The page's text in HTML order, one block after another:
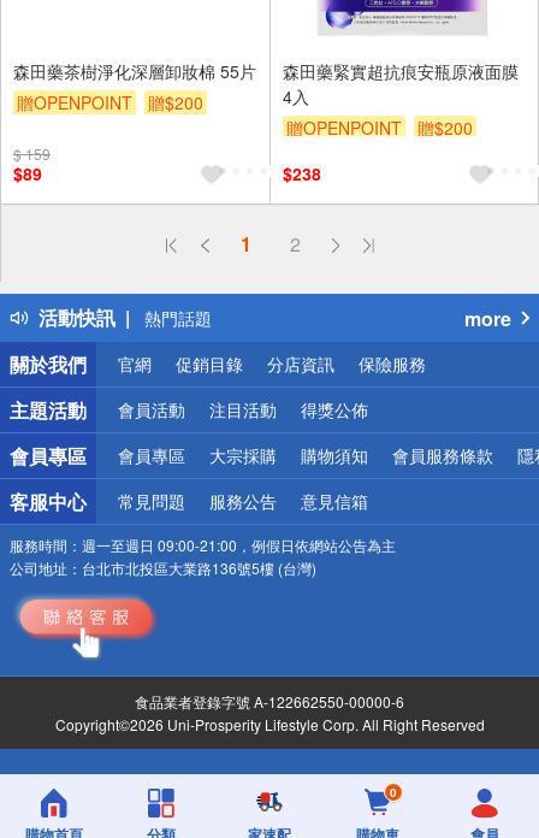
森田藥茶樹淨化深層卸妝棉 55片
贈OPENPOINT
贈$200
$ 159
$89
森田藥緊實超抗痕安瓶原液面膜
4入
贈OPENPOINT
贈$200
$238
1 2
活動快訊
偏遠地區配送
得獎公告
熱門話題
銀行優惠
偏遠地區配送
詐騙網頁！請小心！
more
關於我們
官網 促銷目錄 分店資訊 保險服務
主題活動 會員活動 注目活動 得獎公佈
會員專區 會員專區 大宗採購 購物須知 會員服務條款 隱
客服中心 常見問題 服務公告 意見信箱
服務時間： 週一至週日 09:00-21:00，例假日依網站公告為主
公司地址： 台北市北投區大業路136號5樓 (台灣)
食品業者登錄字號 A-122662550-00000-6
Copyright©2026 Uni-Prosperity Lifestyle Corp. All Right Reserved
0